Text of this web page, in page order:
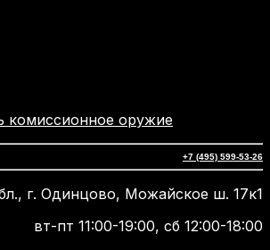
комиссионное оружие
+7 (495) 599-53-26
г. Одинцово, Можайское ш. 17к1
вт-пт 11:00-19:00, сб 12:00-18:00